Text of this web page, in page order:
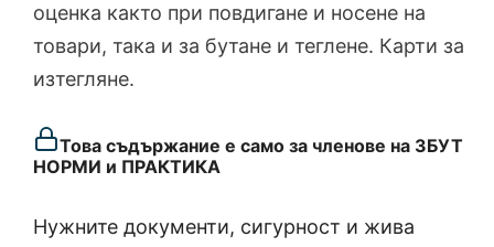
оценка както при повдигане и носене на
товари, така и за бутане и теглене. Карти за
изтегляне.
Това съдържание е само за членове на ЗБУТ
НОРМИ и ПРАКТИКА
Нужните документи, сигурност и жива